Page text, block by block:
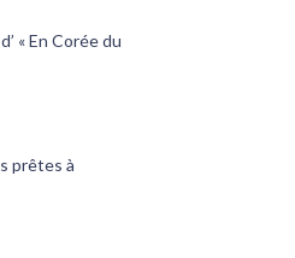
« En Corée du
prêtes à